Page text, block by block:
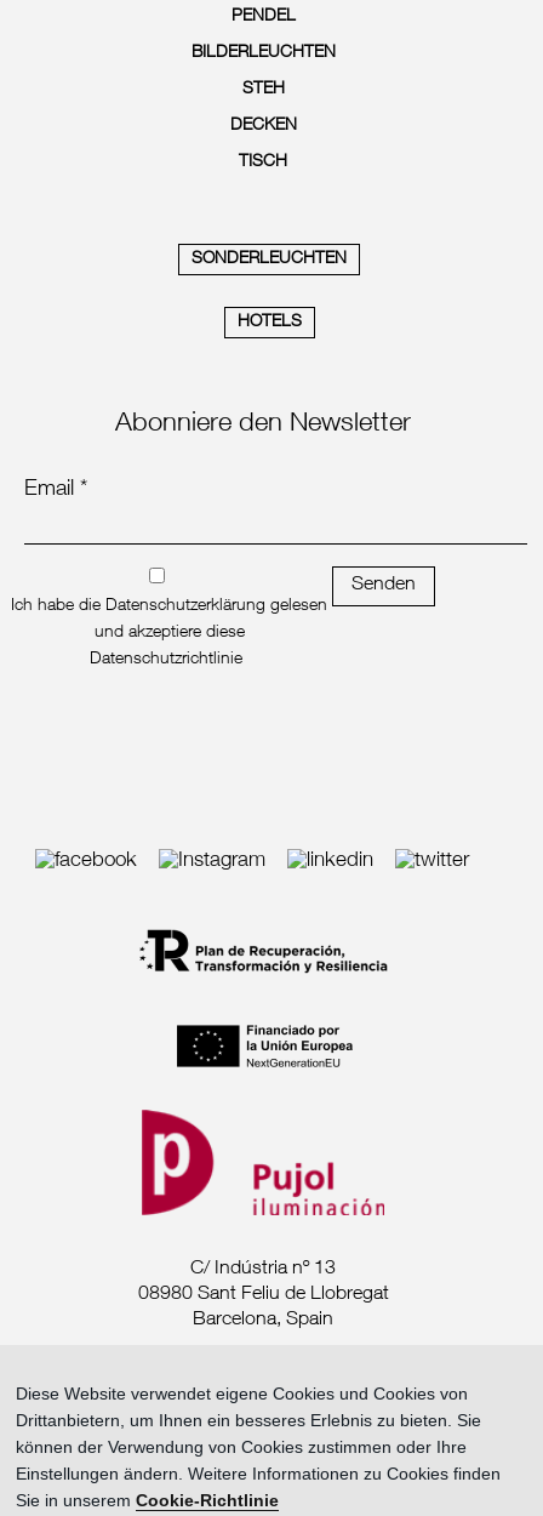
PENDEL
BILDERLEUCHTEN
STEH
DECKEN
TISCH
SONDERLEUCHTEN
HOTELS
Abonniere den Newsletter
Email *
Ich habe die Datenschutzerklärung gelesen
und akzeptiere diese
Datenschutzrichtlinie
Senden
C/ Indústria nº 13
08980 Sant Feliu de Llobregat
Barcelona, Spain
Tel. +34 93 685 7880
Rechtliche Mitteilung ·
Diese Website verwendet eigene Cookies und Cookies von
Drittanbietern, um Ihnen ein besseres Erlebnis zu bieten. Sie
können der Verwendung von Cookies zustimmen oder Ihre
Einstellungen ändern. Weitere Informationen zu Cookies finden
Sie in unseremCookie-Richtlinie